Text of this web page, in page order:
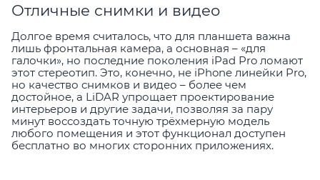
Отличные снимки и видео
Долгое время считалось, что для планшета важна
лишь фронтальная камера, а основная – «для
галочки», но последние поколения iPad Pro ломают
этот стереотип. Это, конечно, не iPhone линейки Pro,
но качество снимков и видео – более чем
достойное, а LiDAR упрощает проектирование
интерьеров и другие задачи, позволяя за пару
минут воссоздать точную трёхмерную модель
любого помещения и этот функционал доступен
бесплатно во многих сторонних приложениях.